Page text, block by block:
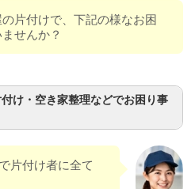
片付けで、下記の様なお困
せんか？
け・空き家整理などでお困り事
片付け者に全て